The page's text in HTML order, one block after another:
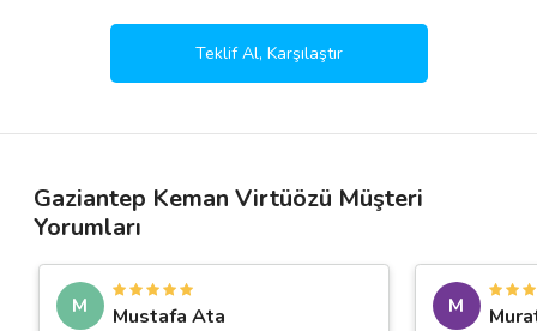
Teklif Al, Karşılaştır
Gaziantep Keman Virtüözü Müşteri
Yorumları
M
Mustafa Ata
M